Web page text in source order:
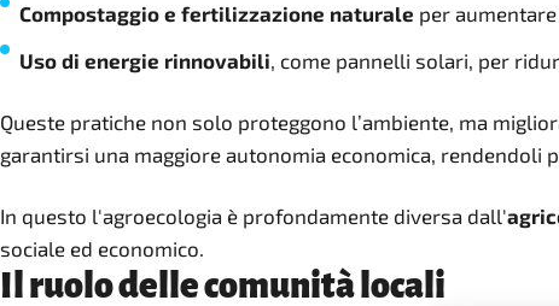
Compostaggio e fertilizzazione naturale per
Uso di energie rinnovabili, come pannelli solari, per
Queste pratiche non solo proteggono l’ambiente, ma
garantirsi una maggiore autonomia economica, rendendoli
In questo l'agroecologia è profondamente diversa dall'
sociale ed economico.
Il ruolo delle comunità locali